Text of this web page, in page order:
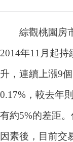
綜觀桃園房市
2014年11月起持
升，連續上漲9
0.17%，較去年
有約5%的差距
因素後，目前交